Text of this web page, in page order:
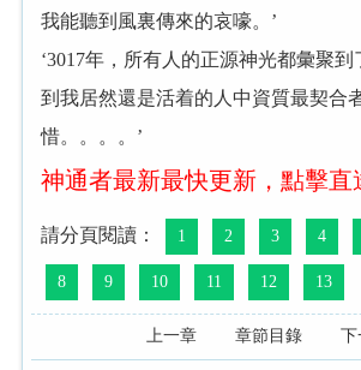
我能聽到風裏傳來的哀嚎。’
‘3017年，所有人的正源神光都彙聚
到我居然還是活着的人中資質最契合
惜。。。。’
神通者最新最快更新，點擊直
請分頁閱讀： 1 2 3 4
8 9 10 11 12 13
上一章 章節目錄 下